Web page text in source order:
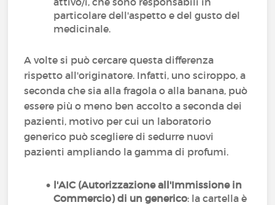
particolare dell'aspetto e del gusto del
medicinale.
A volte si può cercare questa differenza
rispetto all'originatore. Infatti, uno sciroppo, a
seconda che sia alla fragola o alla banana, può
essere più o meno ben accolto a seconda dei
pazienti, motivo per cui un laboratorio
generico può scegliere di sedurre nuovi
pazienti ampliando la gamma di profumi.
l'AIC (Autorizzazione all'Immissione in
Commercio) di un generico: la cartella è